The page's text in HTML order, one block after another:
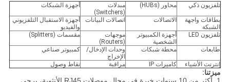
تلفزيون ذكي محاور (HUBs)
مبدلات
(Switchers)
أجهزة الشبكات
بطاقات واجهة
الشبكة
الاتصالات اتصالات البيانات
أجهزة الاستقبال التلفزيوني
والفيديو
تلفزيون LED
أجهزة الكمبيوتر
الشخصية
موجهات
(Routers)
مقسمات (Splitters)
طابعات محطة شبكات
وحدات الإدخال/
الإخراج
كمبيوتر صناعي
إنترنت الأشياء كاميرات IP مراقبة نقاط وصول
ميزتنا: